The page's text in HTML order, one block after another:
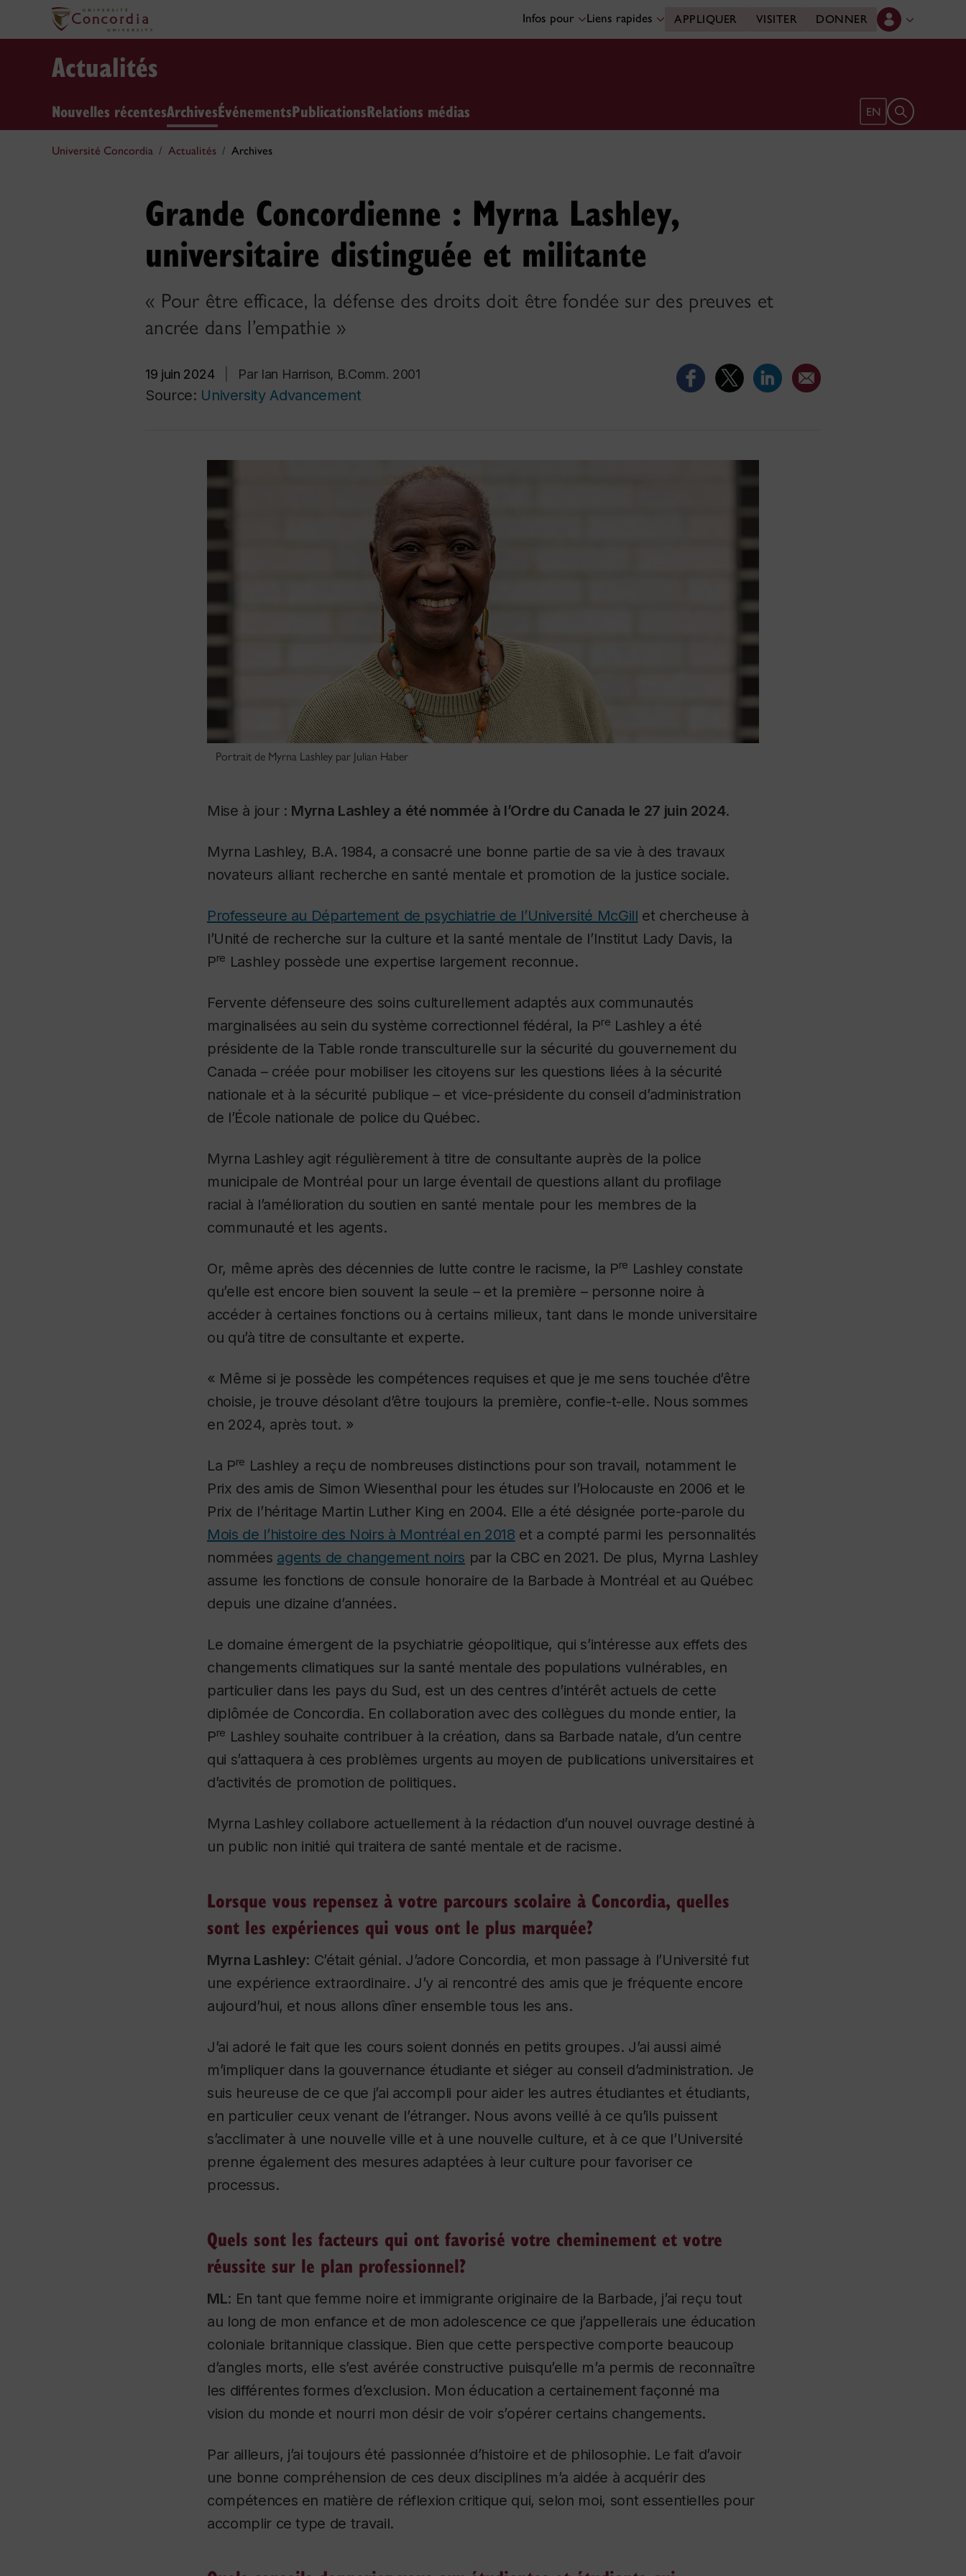
Infos pour Liens rapides APPLIQUER VISITER DONNER
Actualités
Nouvelles récentesArchivesÉvénementsPublicationsRelations médias EN Ouvrir le
Université Concordia Actualités Archives
Grande Concordienne : Myrna Lashley,
universitaire distinguée et militante
« Pour être efficace, la défense des droits doit être fondée sur des preuves et
ancrée dans l’empathie »
19 juin 2024 Par Ian Harrison, B.Comm. 2001
Source: University Advancement
Portrait de Myrna Lashley par Julian Haber
Mise à jour : Myrna Lashley a été nommée à l’Ordre du Canada le 27 juin 2024.
Myrna Lashley, B.A. 1984, a consacré une bonne partie de sa vie à des travaux
novateurs alliant recherche en santé mentale et promotion de la justice sociale.
Professeure au Département de psychiatrie de l’Université McGill et chercheuse à
l’Unité de recherche sur la culture et la santé mentale de l’Institut Lady Davis, la
Pre Lashley possède une expertise largement reconnue.
Fervente défenseure des soins culturellement adaptés aux communautés
marginalisées au sein du système correctionnel fédéral, la Pre Lashley a été
présidente de la Table ronde transculturelle sur la sécurité du gouvernement du
Canada – créée pour mobiliser les citoyens sur les questions liées à la sécurité
nationale et à la sécurité publique – et vice-présidente du conseil d’administration
de l’École nationale de police du Québec.
Myrna Lashley agit régulièrement à titre de consultante auprès de la police
municipale de Montréal pour un large éventail de questions allant du profilage
racial à l’amélioration du soutien en santé mentale pour les membres de la
communauté et les agents.
Or, même après des décennies de lutte contre le racisme, la Pre Lashley constate
qu’elle est encore bien souvent la seule – et la première – personne noire à
accéder à certaines fonctions ou à certains milieux, tant dans le monde universitaire
ou qu’à titre de consultante et experte.
« Même si je possède les compétences requises et que je me sens touchée d’être
choisie, je trouve désolant d’être toujours la première, confie-t-elle. Nous sommes
en 2024, après tout. »
La Pre Lashley a reçu de nombreuses distinctions pour son travail, notamment le
Prix des amis de Simon Wiesenthal pour les études sur l’Holocauste en 2006 et le
Prix de l’héritage Martin Luther King en 2004. Elle a été désignée porte-parole du
Mois de l’histoire des Noirs à Montréal en 2018 et a compté parmi les personnalités
nommées agents de changement noirs par la CBC en 2021. De plus, Myrna Lashley
assume les fonctions de consule honoraire de la Barbade à Montréal et au Québec
depuis une dizaine d’années.
Le domaine émergent de la psychiatrie géopolitique, qui s’intéresse aux effets des
changements climatiques sur la santé mentale des populations vulnérables, en
particulier dans les pays du Sud, est un des centres d’intérêt actuels de cette
diplômée de Concordia. En collaboration avec des collègues du monde entier, la
Pre Lashley souhaite contribuer à la création, dans sa Barbade natale, d’un centre
qui s’attaquera à ces problèmes urgents au moyen de publications universitaires et
d’activités de promotion de politiques.
Myrna Lashley collabore actuellement à la rédaction d’un nouvel ouvrage destiné à
un public non initié qui traitera de santé mentale et de racisme.
Lorsque vous repensez à votre parcours scolaire à Concordia, quelles
sont les expériences qui vous ont le plus marquée?
Myrna Lashley: C’était génial. J’adore Concordia, et mon passage à l’Université fut
une expérience extraordinaire. J’y ai rencontré des amis que je fréquente encore
aujourd’hui, et nous allons dîner ensemble tous les ans.
J’ai adoré le fait que les cours soient donnés en petits groupes. J’ai aussi aimé
m’impliquer dans la gouvernance étudiante et siéger au conseil d’administration. Je
suis heureuse de ce que j’ai accompli pour aider les autres étudiantes et étudiants,
en particulier ceux venant de l’étranger. Nous avons veillé à ce qu’ils puissent
s’acclimater à une nouvelle ville et à une nouvelle culture, et à ce que l’Université
prenne également des mesures adaptées à leur culture pour favoriser ce
processus.
Quels sont les facteurs qui ont favorisé votre cheminement et votre
réussite sur le plan professionnel?
ML: En tant que femme noire et immigrante originaire de la Barbade, j’ai reçu tout
au long de mon enfance et de mon adolescence ce que j’appellerais une éducation
coloniale britannique classique. Bien que cette perspective comporte beaucoup
d’angles morts, elle s’est avérée constructive puisqu’elle m’a permis de reconnaître
les différentes formes d’exclusion. Mon éducation a certainement façonné ma
vision du monde et nourri mon désir de voir s’opérer certains changements.
Par ailleurs, j’ai toujours été passionnée d’histoire et de philosophie. Le fait d’avoir
une bonne compréhension de ces deux disciplines m’a aidée à acquérir des
compétences en matière de réflexion critique qui, selon moi, sont essentielles pour
accomplir ce type de travail.